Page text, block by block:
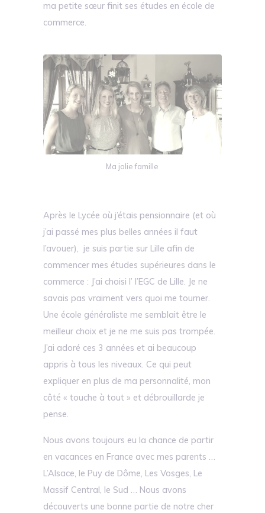
ma petite sœur finit ses études en école de
commerce.
Ma jolie famille
Après le Lycée où j’étais pensionnaire (et où
j’ai passé mes plus belles années il faut
l’avouer), je suis partie sur Lille afin de
commencer mes études supérieures dans le
commerce : J’ai choisi l’ l’EGC de Lille. Je ne
savais pas vraiment vers quoi me tourner.
Une école généraliste me semblait être le
meilleur choix et je ne me suis pas trompée.
J’ai adoré ces 3 années et ai beaucoup
appris à tous les niveaux. Ce qui peut
expliquer en plus de ma personnalité, mon
côté « touche à tout » et débrouillarde je
pense.
Nous avons toujours eu la chance de partir
en vacances en France avec mes parents …
L’Alsace, le Puy de Dôme, Les Vosges, Le
Massif Central, le Sud … Nous avons
découverts une bonne partie de notre cher